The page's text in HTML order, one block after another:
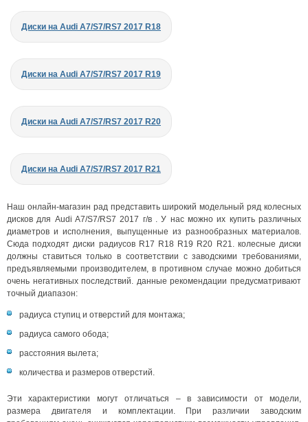
Диски на Audi A7/S7/RS7 2017 R18
Диски на Audi A7/S7/RS7 2017 R19
Диски на Audi A7/S7/RS7 2017 R20
Диски на Audi A7/S7/RS7 2017 R21
Наш онлайн-магазин рад представить широкий модельный ряд колесных
дисков для Audi A7/S7/RS7 2017 г/в . У нас можно их купить различных
диаметров и исполнения, выпущенные из разнообразных материалов.
Сюда подходят диски радиусов R17 R18 R19 R20 R21. колесные диски
должны ставиться только в соответствии с заводскими требованиями,
предъявляемыми производителем, в противном случае можно добиться
очень негативных последствий. данные рекомендации предусматривают
точный диапазон:
радиуса ступиц и отверстий для монтажа;
радиуса самого обода;
расстояния вылета;
количества и размеров отверстий.
Эти характеристики могут отличаться – в зависимости от модели,
размера двигателя и комплектации. При различии заводским